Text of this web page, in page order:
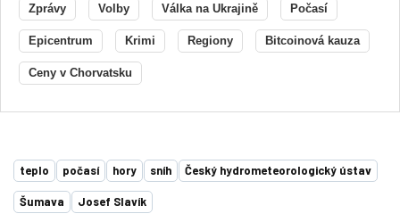
Zprávy Volby Válka na Ukrajině Počasí
Epicentrum Krimi Regiony Bitcoinová kauza
Ceny v Chorvatsku
teplo počasí hory sníh Český hydrometeorologický ústav
Šumava Josef Slavík